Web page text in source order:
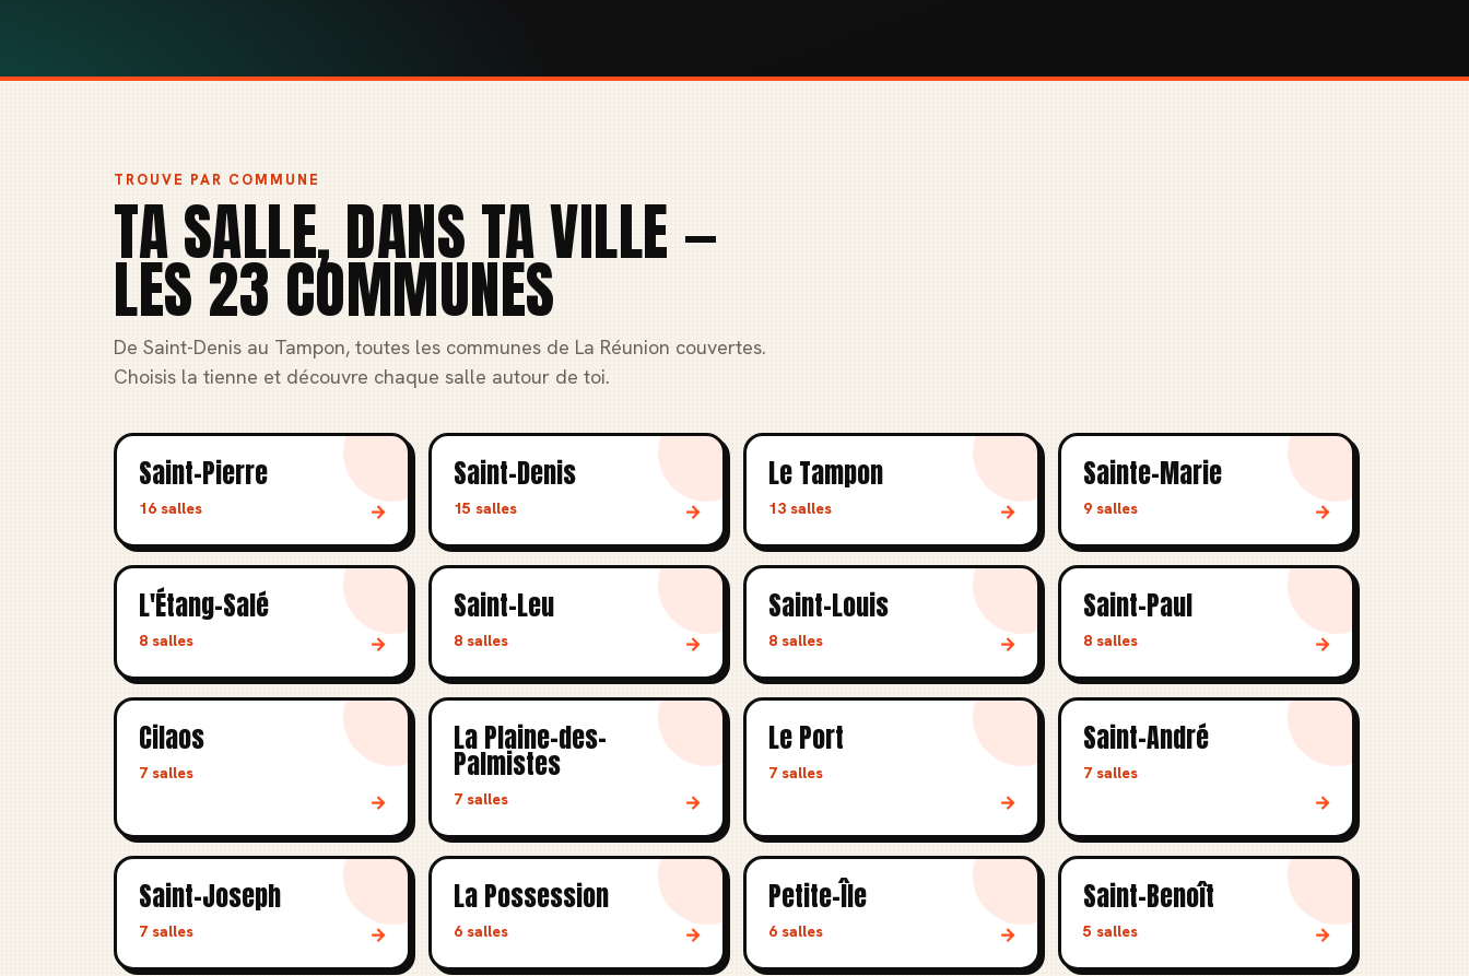
TROUVE PAR COMMUNE
TA SALLE, DANS TA VILLE —
LES 23 COMMUNES
De Saint-Denis au Tampon, toutes les communes de La Réunion couvertes.
Choisis la tienne et découvre chaque salle autour de toi.
Saint-Pierre
16 salles →
Saint-Denis
15 salles →
Le Tampon
13 salles →
Sainte-Marie
9 salles →
L'Étang-Salé
8 salles →
Saint-Leu
8 salles →
Saint-Louis
8 salles →
Saint-Paul
8 salles →
Cilaos
7 salles
→
La Plaine-des-
Palmistes
7 salles →
Le Port
7 salles
→
Saint-André
7 salles
→
Saint-Joseph
7 salles →
La Possession
6 salles →
Petite-Île
6 salles →
Saint-Benoît
5 salles →